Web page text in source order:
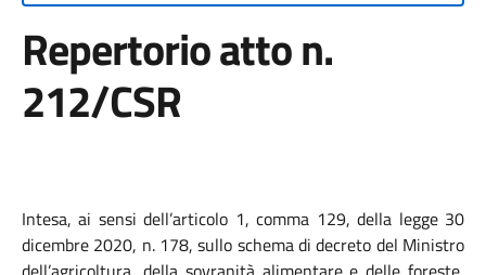
Repertorio atto n.
212/CSR
Intesa, ai sensi dell’articolo 1, comma 129, della legge 30
dicembre 2020, n. 178, sullo schema di decreto del Ministro